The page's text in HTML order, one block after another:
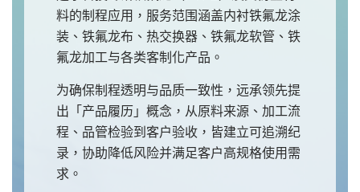
料的制程应用，服务范围涵盖内衬铁氟龙涂
装、铁氟龙布、热交换器、铁氟龙软管、铁
氟龙加工与各类客制化产品。
为确保制程透明与品质一致性，远承领先提
出「产品履历」概念，从原料来源、加工流
程、品管检验到客户验收，皆建立可追溯纪
录，协助降低风险并满足客户高规格使用需
求。